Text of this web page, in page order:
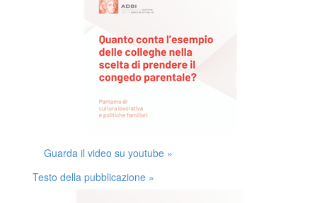
Guarda il video su youtube »
Testo della pubblicazione »